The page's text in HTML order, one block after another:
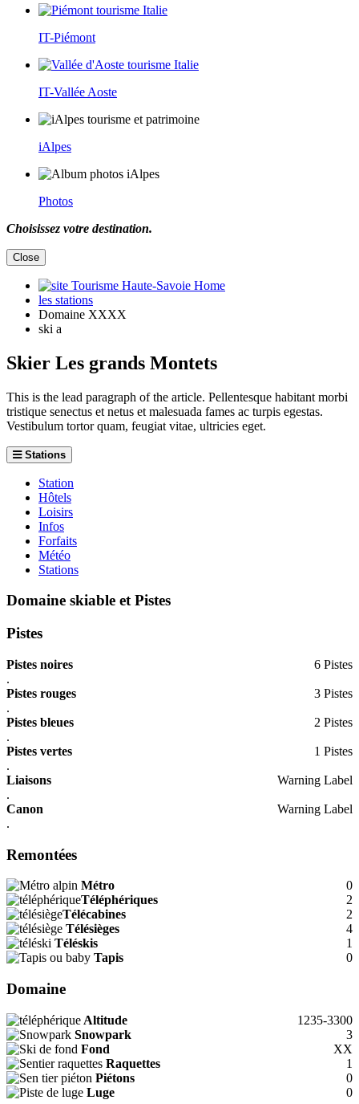
IT-Piémont
IT-Vallée Aoste
iAlpes
Photos
Choisissez votre destination.
Close
Home
les stations
Domaine XXXX
ski a
Skier Les grands Montets
This is the lead paragraph of the article. Pellentesque habitant morbi
tristique senectus et netus et malesuada fames ac turpis egestas.
Vestibulum tortor quam, feugiat vitae, ultricies eget.
Stations
Station
Hôtels
Loisirs
Infos
Forfaits
Météo
Stations
Domaine skiable et Pistes
Pistes
Pistes noires
6 Pistes
.
Pistes rouges
3 Pistes
.
Pistes bleues
2 Pistes
.
Pistes vertes
1 Pistes
.
Liaisons
Warning Label
.
Canon
Warning Label
.
Remontées
Métro
0
Téléphériques
2
Télécabines
2
Télésièges
4
Téléskis
1
Tapis
0
Domaine
Altitude
1235-3300
Snowpark
3
Fond
XX
Raquettes
1
Piétons
0
Luge
0